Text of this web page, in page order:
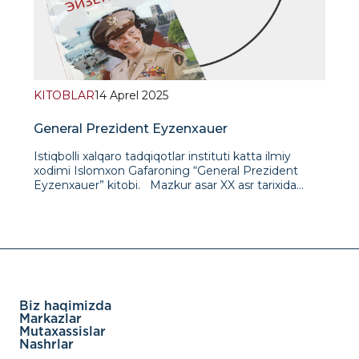
qarashlarini aks ettirmaydi.
KITOBLAR14 Aprel 2025
General Prezident Eyzenxauer
Istiqbolli xalqaro tadqiqotlar instituti katta ilmiy
xodimi Islomxon Gafaroning “General Prezident
Eyzenxauer” kitobi. Mazkur asar XX asr tarixida
siyosatdonlarning o‘rni to‘g‘risida ma’lumotlar berib
o‘tilgan. * Istiqbolli xalqaro tadqiqotlar instituti (IXTI)
hech qanday masalada muassasaviy nuqtai nazarni
bildirmaydi; bu yerda keltirilgan fikrlar faqatgina
Biz haqimizda
Markazlar
Mutaxassislar
Nashrlar